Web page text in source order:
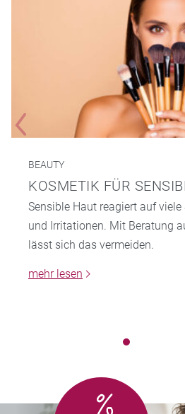
BEAUTY
KOSMETIK FÜR
Sensible Haut reagiert auf
und Irritationen. Mit Beratung
lässt sich das vermeiden.
mehr lesen